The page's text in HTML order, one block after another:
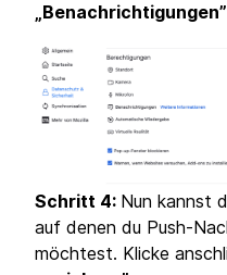
„Benachrichtigungen”
Schritt 4: Nun kannst
auf denen du Push-
möchtest. Klicke